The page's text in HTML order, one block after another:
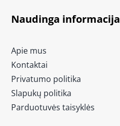
Naudinga informacija
Apie mus
Kontaktai
Privatumo politika
Slapukų politika
Parduotuvės taisyklės